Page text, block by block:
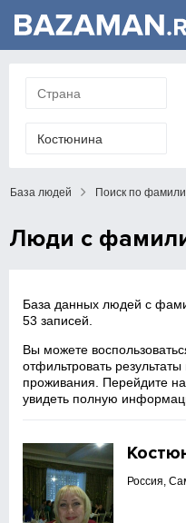
База людей Поиск по
Люди с
База данных людей с
53 записей.
Вы можете
отфильтровать
проживания. Перейдите
увидеть полную
Россия,